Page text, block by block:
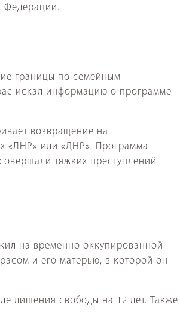
Федерации.
границы по семейным
искал информацию о программе
возвращение на
«ЛНР» или «ДНР». Программа
тяжких преступлений
на временно оккупированной
и его матерью, в которой он
лишения свободы на 12 лет. Также